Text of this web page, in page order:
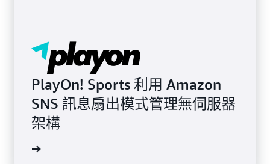
PlayOn! Sports 利用 Amazon
SNS 訊息扇出模式管理無伺服器
架構